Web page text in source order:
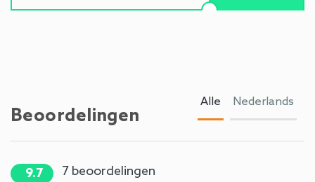
Beoordelingen
9.7 7 beoordelingen
Alle Nederlands